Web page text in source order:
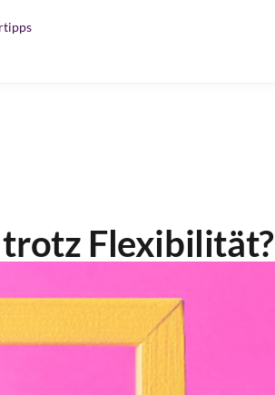
Flexibilität?